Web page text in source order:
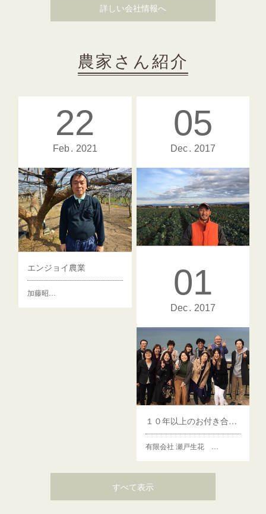
詳しい会社情報へ
農家さん紹介
22
Feb 2021
エンジョイ農業
加藤昭…
05
Dec 2017
川江 嘉康 様生産作物：ブ
01
Dec 2017
１０年以上のお付き合いです
有限会社 瀬戸生花 …
すべて表示